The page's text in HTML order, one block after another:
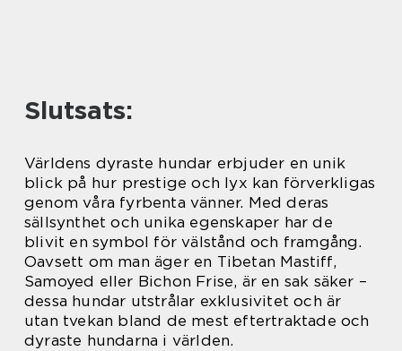
Slutsats:
Världens dyraste hundar erbjuder en unik
blick på hur prestige och lyx kan förverkligas
genom våra fyrbenta vänner. Med deras
sällsynthet och unika egenskaper har de
blivit en symbol för välstånd och framgång.
Oavsett om man äger en Tibetan Mastiff,
Samoyed eller Bichon Frise, är en sak säker –
dessa hundar utstrålar exklusivitet och är
utan tvekan bland de mest eftertraktade och
dyraste hundarna i världen.